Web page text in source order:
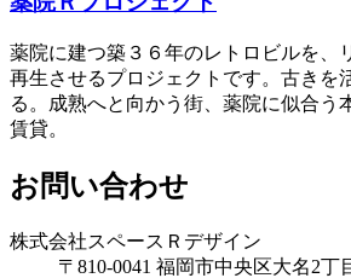
薬院に建つ築３６年のレトロビルを、
再生させるプロジェクトです。古きを
る。成熟へと向かう街、薬院に似合う
賃貸。
お問い合わせ
株式会社スペースＲデザイン
〒810-0041 福岡市中央区大名2